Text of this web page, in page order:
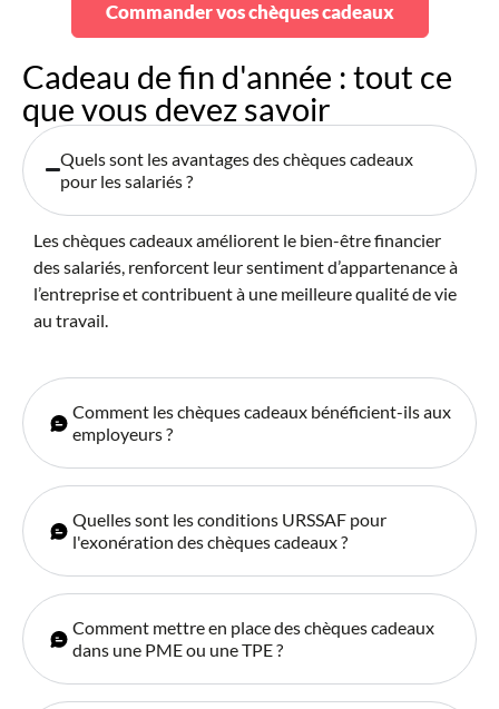
Commander vos chèques cadeaux
Cadeau de fin d'année : tout ce
que vous devez savoir
Quels sont les avantages des chèques cadeaux
pour les salariés ?
Les chèques cadeaux améliorent le bien-être financier
des salariés, renforcent leur sentiment d’appartenance à
l’entreprise et contribuent à une meilleure qualité de vie
au travail.
Comment les chèques cadeaux bénéficient-ils aux
employeurs ?
Quelles sont les conditions URSSAF pour
l'exonération des chèques cadeaux ?
Comment mettre en place des chèques cadeaux
dans une PME ou une TPE ?